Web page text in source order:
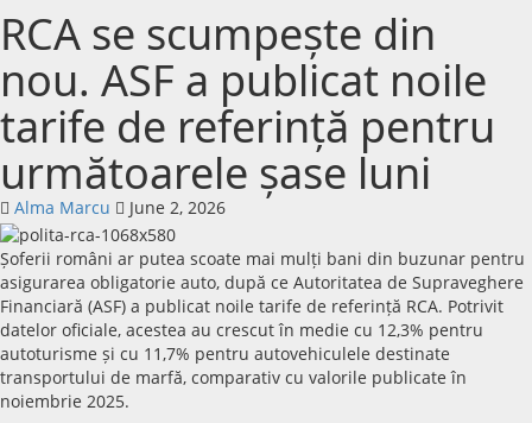
RCA se scumpește din
nou. ASF a publicat noile
tarife de referință pentru
următoarele șase luni
Alma Marcu June 2, 2026
Șoferii români ar putea scoate mai mulți bani din buzunar pentru
asigurarea obligatorie auto, după ce Autoritatea de Supraveghere
Financiară (ASF) a publicat noile tarife de referință RCA. Potrivit
datelor oficiale, acestea au crescut în medie cu 12,3% pentru
autoturisme și cu 11,7% pentru autovehiculele destinate
transportului de marfă, comparativ cu valorile publicate în
noiembrie 2025.